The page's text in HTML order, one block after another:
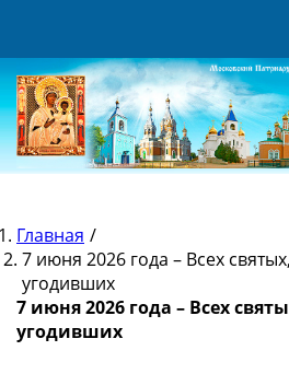
Главная /
7 июня 2026 года – Всех
угодивших
7 июня 2026 года – Всех
угодивших